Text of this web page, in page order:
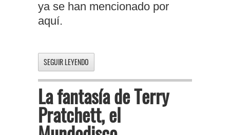
ya se han mencionado por
aquí.
SEGUIR LEYENDO
La fantasía de Terry
Pratchett, el